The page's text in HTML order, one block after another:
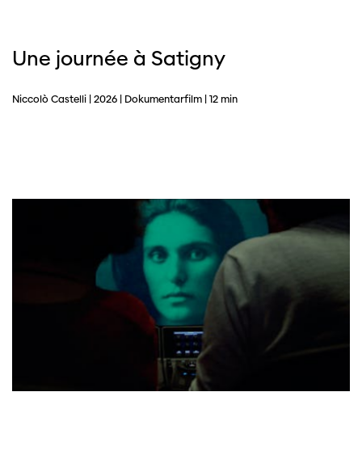
Une journée à Satigny
Niccolò Castelli | 2026 | Dokumentarfilm | 12 min